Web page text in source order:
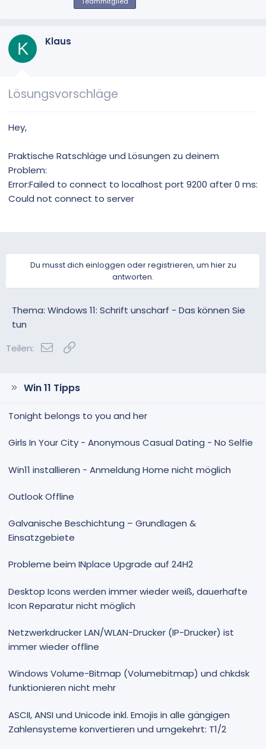
K Klaus
Lösungsvorschläge
Hey,
Praktische Ratschläge und Lösungen zu deinem
Problem:
Error:Failed to connect to localhost port 9200 after 0 ms:
Could not connect to server
Du musst dich einloggen oder registrieren, um hier zu
antworten.
Thema: Windows 11: Schrift unscharf - Das können Sie
tun
Teilen:
E-Mail
Win 11 Tipps
Tonight belongs to you and her
Girls In Your City - Anonymous Casual Dating - No Selfie
Win11 installieren - Anmeldung Home nicht möglich
Outlook Offline
Galvanische Beschichtung – Grundlagen &
Einsatzgebiete
Probleme beim INplace Upgrade auf 24H2
Desktop Icons werden immer wieder weiß, dauerhafte
Icon Reparatur nicht möglich
Netzwerkdrucker LAN/WLAN-Drucker (IP-Drucker) ist
immer wieder offline
Windows Volume-Bitmap (Volumebitmap) und chkdsk
funktionieren nicht mehr
ASCII, ANSI und Unicode inkl. Emojis in alle gängigen
Zahlensysteme konvertieren und umgekehrt: T1/2